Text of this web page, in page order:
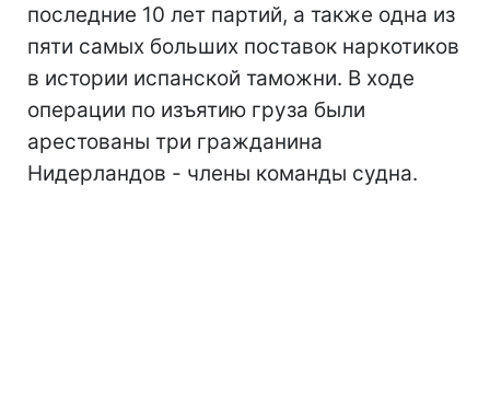
последние 10 лет партий, а также одна из
пяти самых больших поставок наркотиков
в истории испанской таможни. В ходе
операции по изъятию груза были
арестованы три гражданина
Нидерландов - члены команды судна.